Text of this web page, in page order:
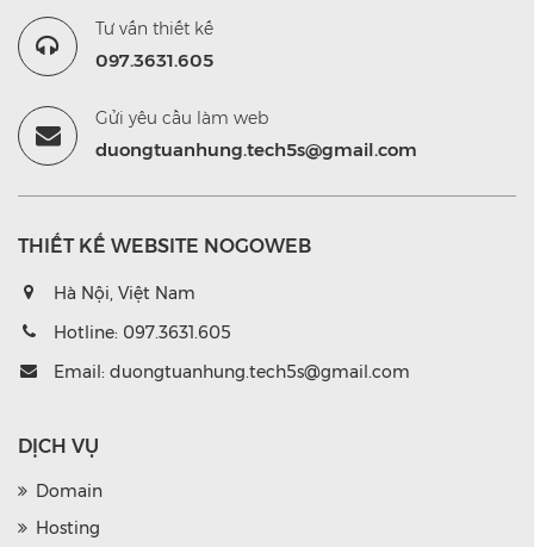
Tư vấn thiết kế
097.3631.605
Gửi yêu cầu làm web
duongtuanhung.tech5s@gmail.com
THIẾT KẾ WEBSITE NOGOWEB
Hà Nội, Việt Nam
Hotline: 097.3631.605
Email: duongtuanhung.tech5s@gmail.com
DỊCH VỤ
Domain
Hosting